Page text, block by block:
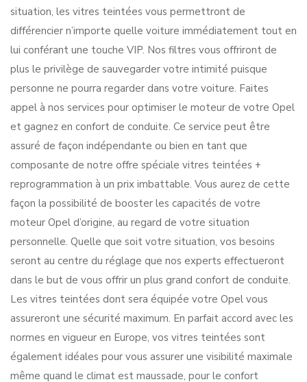
situation, les vitres teintées vous permettront de
différencier n’importe quelle voiture immédiatement tout en
lui conférant une touche VIP. Nos filtres vous offriront de
plus le privilège de sauvegarder votre intimité puisque
personne ne pourra regarder dans votre voiture. Faites
appel à nos services pour optimiser le moteur de votre Opel
et gagnez en confort de conduite. Ce service peut être
assuré de façon indépendante ou bien en tant que
composante de notre offre spéciale vitres teintées +
reprogrammation à un prix imbattable. Vous aurez de cette
façon la possibilité de booster les capacités de votre
moteur Opel d’origine, au regard de votre situation
personnelle. Quelle que soit votre situation, vos besoins
seront au centre du réglage que nos experts effectueront
dans le but de vous offrir un plus grand confort de conduite.
Les vitres teintées dont sera équipée votre Opel vous
assureront une sécurité maximum. En parfait accord avec les
normes en vigueur en Europe, vos vitres teintées sont
également idéales pour vous assurer une visibilité maximale
même quand le climat est maussade, pour le confort